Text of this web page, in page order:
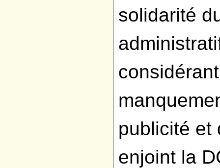
solidarité
publicité et
enjoint la